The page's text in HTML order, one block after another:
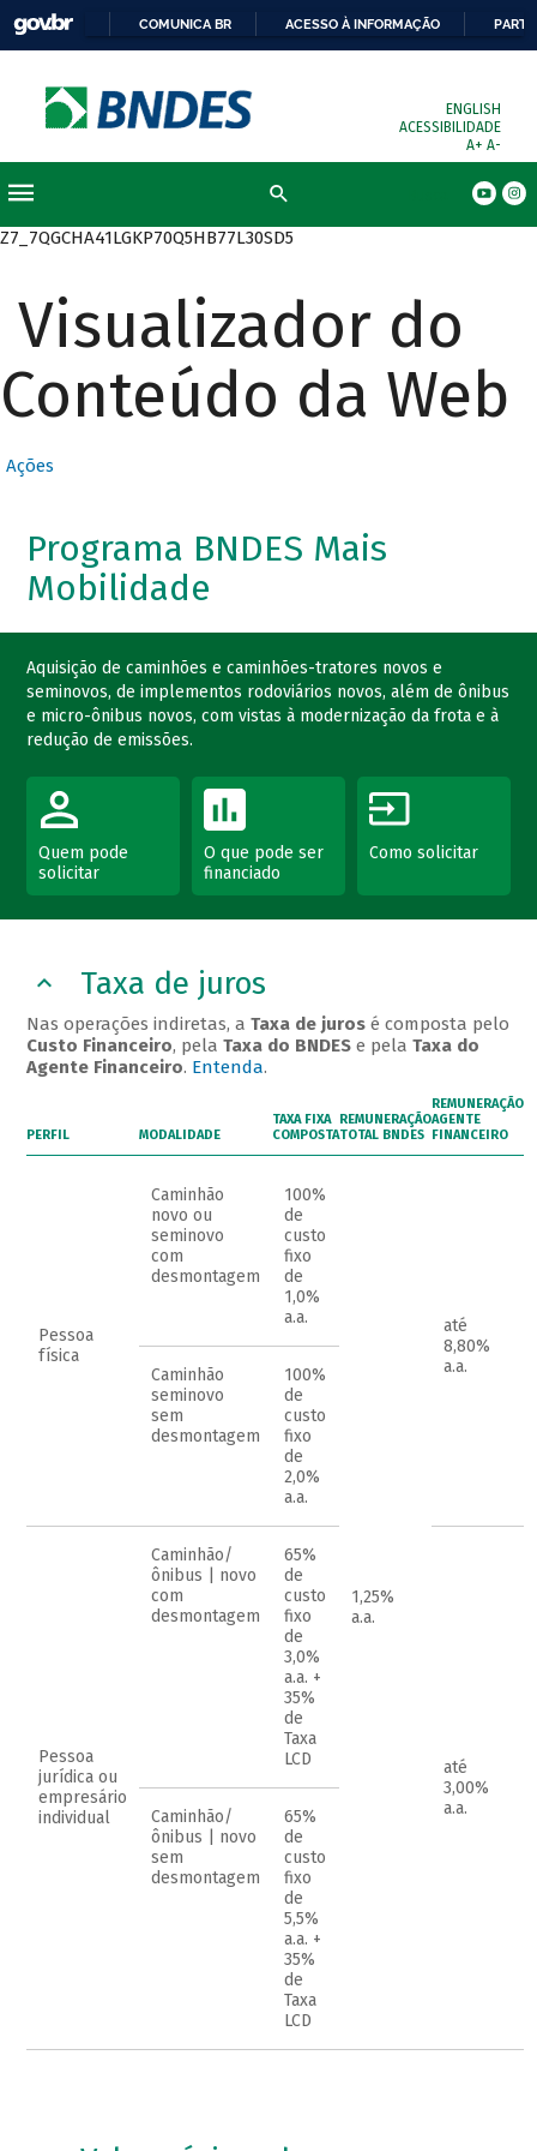
COMUNICA BR ACESSO À INFORMAÇÃO
ENGLISH
ACESSIBILIDADE
A+ A-
Z7_7QGCHA41LGKP70Q5HB77L30SD5
Visualizador do
Conteúdo da Web
Ações
Programa BNDES Mais
Mobilidade
Aquisição de caminhões e caminhões-tratores novos e
seminovos, de implementos rodoviários novos, além de ônibus
e micro-ônibus novos, com vistas à modernização da frota e à
redução de emissões.
Quem pode
solicitar
O que pode ser
financiado
Como solicitar
Taxa de juros
Nas operações indiretas, aTaxa de juros é composta pelo
Custo Financeiro, pelaTaxa do BNDES e pelaTaxa do
Agente Financeiro. Entenda.
PERFIL MODALIDADE
TAXA FIXA
COMPOSTA
REMUNERAÇÃO
TOTAL BNDES
REMUNERAÇÃO
AGENTE
FINANCEIRO
Pessoa
física
Caminhão
novo ou
seminovo
com
desmontagem
100%
de
custo
fixo
de
1,0%
a.a.
1,25%
a.a.
até
8,80%
a.a.
Caminhão
seminovo
sem
desmontagem
100%
de
custo
fixo
de
2,0%
a.a.
Pessoa
jurídica ou
empresário
individual
Caminhão/
ônibus | novo
com
desmontagem
65%
de
custo
fixo
de
3,0%
a.a. +
35%
de
Taxa
LCD
até
3,00%
a.a.
Caminhão/
ônibus | novo
sem
desmontagem
65%
de
custo
fixo
de
5,5%
a.a. +
35%
de
Taxa
LCD